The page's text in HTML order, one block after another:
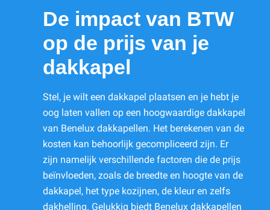
De impact van BTW
op de prijs van je
dakkapel
Stel, je wilt een dakkapel plaatsen en je hebt je
oog laten vallen op een hoogwaardige dakkapel
van Benelux dakkapellen. Het berekenen van de
kosten kan behoorlijk gecompliceerd zijn. Er
zijn namelijk verschillende factoren die de prijs
beïnvloeden, zoals de breedte en hoogte van de
dakkapel, het type kozijnen, de kleur en zelfs
dakhelling. Gelukkig biedt Benelux dakkapellen